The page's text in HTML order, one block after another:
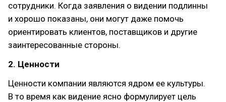
сотрудники. Когда заявления о видении подлинны
и хорошо показаны, они могут даже помочь
ориентировать клиентов, поставщиков и другие
заинтересованные стороны.
2. Ценности
Ценности компании являются ядром ее культуры.
В то время как видение ясно формулирует цель